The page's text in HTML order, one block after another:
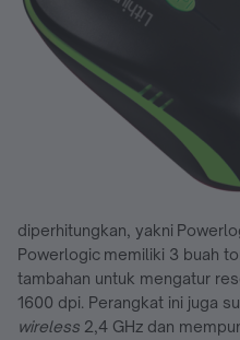
diperhitungkan, yakni
Powerlogic memiliki 3 buah
tambahan untuk mengatur
1600 dpi. Perangkat ini juga
wireless 2,4 GHz dan